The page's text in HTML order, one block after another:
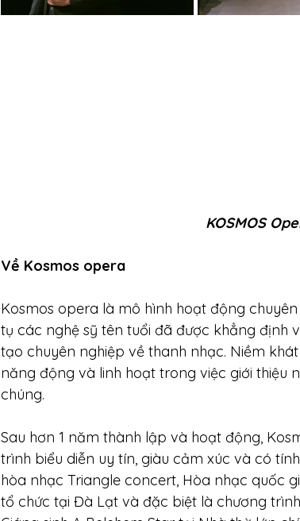
KOSMOS
Về Kosmos opera
Kosmos opera là mô hình hoạt động
tụ các nghệ sỹ tên tuổi đã được khẳng
tạo chuyên nghiệp về thanh nhạc. Niềm
năng động và linh hoạt trong việc giới thiệu
chúng.
Sau hơn 1 năm thành lập và hoạt động,
trình biểu diễn uy tín, giàu cảm xúc và có
hòa nhạc Triangle concert, Hòa nhạc quốc
tổ chức tại Đà Lạt và đặc biệt là chương